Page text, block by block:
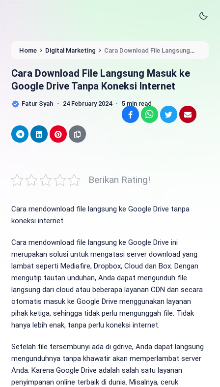
Home › Digital Marketing › Cara Download File Langsung
Cara Download File Langsung Masuk ke
Google Drive Tanpa Koneksi Internet
Fatur Syah 24 February 2024 5 min read
Berikan Rating!
Cara mendownload file langsung ke Google Drive tanpa
koneksi internet
Cara mendownload file langsung ke Google Drive ini
merupakan solusi untuk mengatasi server download yang
lambat seperti Mediafire, Dropbox, Cloud dan Box. Dengan
mengutip tautan unduhan, Anda dapat mengunduh file
langsung dari cloud atau beberapa layanan CDN dan secara
otomatis masuk ke Google Drive menggunakan layanan
pihak ketiga, sehingga tidak perlu mengunggah file. Tidak
hanya lebih enak, tanpa perlu koneksi internet.
Setelah file tersembunyi ada di gdrive, Anda dapat langsung
mengunduhnya tanpa khawatir akan memperlambat server
Anda. Karena Google Drive adalah salah satu layanan
penyimpanan online terbaik di dunia. Misalnya, ceruk